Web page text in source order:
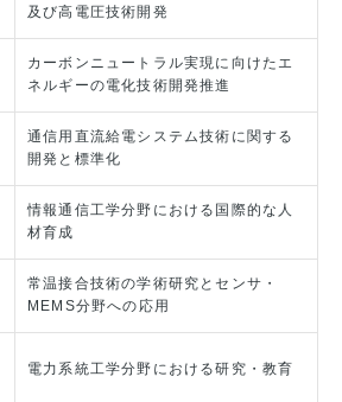
及び高電圧技術開発
カーボンニュートラル実現に向けたエ
ネルギーの電化技術開発推進
通信用直流給電システム技術に関する
開発と標準化
情報通信工学分野における国際的な人
材育成
常温接合技術の学術研究とセンサ・
MEMS分野への応用
電力系統工学分野における研究・教育